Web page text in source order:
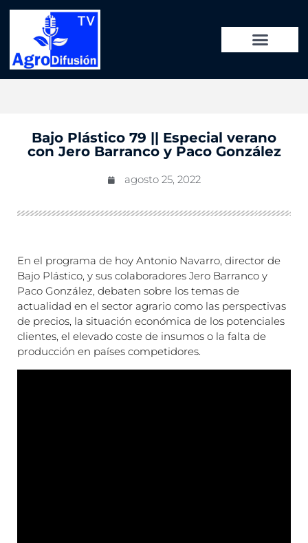
Bajo Plástico 79 || Especial verano
con Jero Barranco y Paco González
agosto 25, 2022
En el programa de hoy Antonio Navarro, director de
Bajo Plástico, y sus colaboradores Jero Barranco y
Paco González, debaten sobre los temas de
actualidad en el sector agrario como las perspectivas
de precios, la situación económica de los potenciales
clientes, el elevado coste de insumos o la falta de
producción en países competidores.